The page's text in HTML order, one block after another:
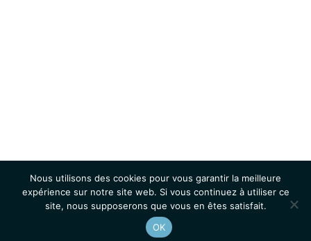
Nous utilisons des cookies pour vous garantir la meilleure
expérience sur notre site web. Si vous continuez à utiliser ce
site, nous supposerons que vous en êtes satisfait.
OK